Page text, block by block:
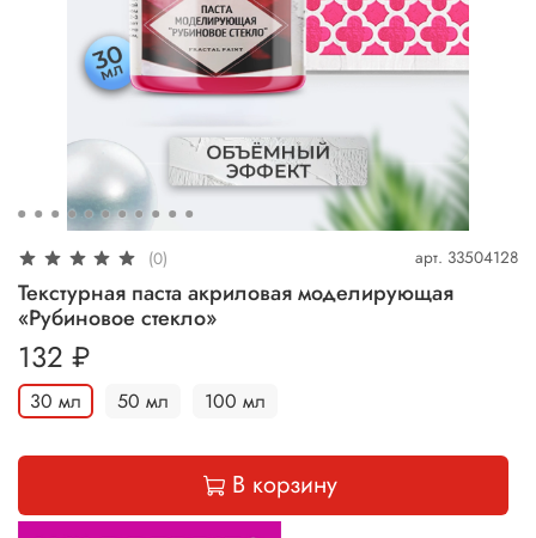
(0) арт. 33504128
Текстурная паста акриловая моделирующая
«Рубиновое стекло»
132 ₽
30 мл 50 мл 100 мл
В корзину